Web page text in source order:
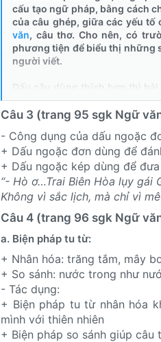
cấu tạo ngữ pháp, bằng cách
của câu ghép, giữa các yếu
văn, câu thơ. Cho nên, có
phương tiện để biểu thị những
người viết.
Dấu câu dùng thích hợp thì
thể gây ra hiểu lầm. Có trường
Câu 3 (trang 95 sgk Ngữ
- Công dụng của dấu ngoặc
+ Dấu ngoặc đơn dùng để
+ Dấu ngoặc kép dùng để
“- Hò ơ…Trai Biên Hòa lụy gái
Không vì sắc lịch, mà chỉ vì
Câu 4 (trang 96 sgk Ngữ
a. Biện pháp tu từ:
+ Nhân hóa: trăng tắm, mây
+ So sánh: nước trong như
- Tác dụng:
+ Biện pháp tu từ nhân hóa
mình với thiên nhiên
+ Biện pháp so sánh giúp